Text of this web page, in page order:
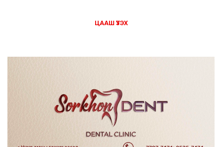
ЦААШ ҮЗЭХ